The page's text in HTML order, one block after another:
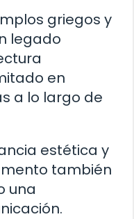
griegos y
legado
en
a lo largo de
estética y
también
una